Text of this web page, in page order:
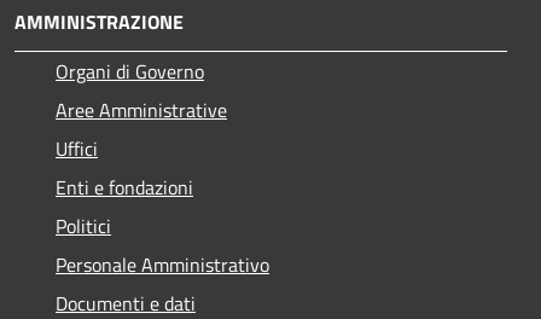
AMMINISTRAZIONE
Organi di Governo
Aree Amministrative
Uffici
Enti e fondazioni
Politici
Personale Amministrativo
Documenti e dati